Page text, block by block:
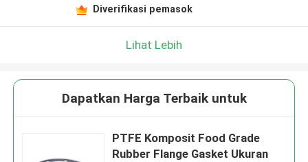
Diverifikasi pemasok
Lihat Lebih
Dapatkan Harga Terbaik untuk
PTFE Komposit Food Grade
Rubber Flange Gasket Ukuran